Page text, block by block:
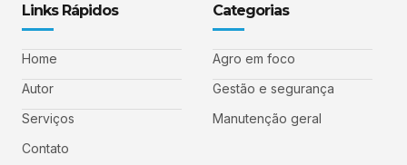
Links Rápidos
Home
Autor
Serviços
Contato
Categorias
Agro em foco
Gestão e segurança
Manutenção geral